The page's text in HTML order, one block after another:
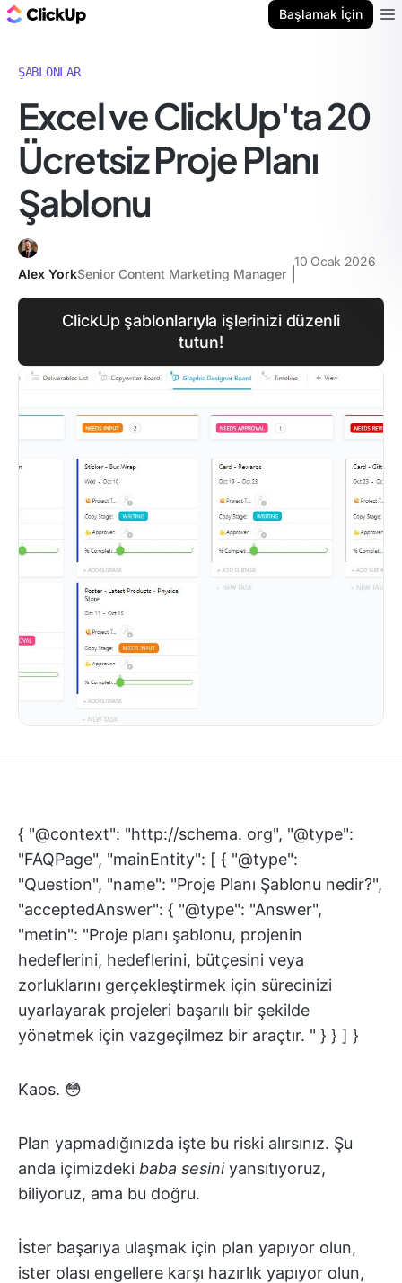
Başlamak İçin
ŞABLONLAR
Excel ve ClickUp'ta 20
Ücretsiz Proje Planı
Şablonu
Alex YorkSenior Content Marketing Manager
10 Ocak 2026
ClickUp şablonlarıyla işlerinizi düzenli
tutun!
{ "@context": "http://schema. org", "@type":
"FAQPage", "mainEntity": [ { "@type":
"Question", "name": "Proje Planı Şablonu nedir?",
"acceptedAnswer": { "@type": "Answer",
"metin": "Proje planı şablonu, projenin
hedeflerini, hedeflerini, bütçesini veya
zorluklarını gerçekleştirmek için sürecinizi
uyarlayarak projeleri başarılı bir şekilde
yönetmek için vazgeçilmez bir araçtır. " } } ] }
Kaos. 😳
Plan yapmadığınızda işte bu riski alırsınız. Şu
anda içimizdeki baba sesiniyansıtıyoruz,
biliyoruz, ama bu doğru.
İster başarıya ulaşmak için plan yapıyor olun,
ister olası engellere karşı hazırlık yapıyor olun,